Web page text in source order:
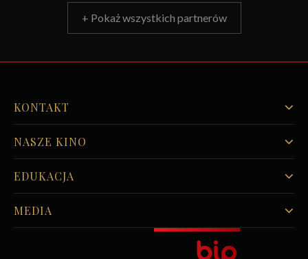
+ Pokaż wszystkich partnerów
KONTAKT
NASZE KINO
EDUKACJA
MEDIA